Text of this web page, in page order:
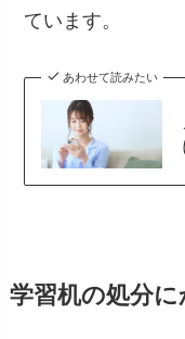
ています。
あわせて読みたい
学習机の処分